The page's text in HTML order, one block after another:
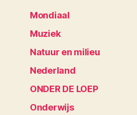
Mondiaal
Muziek
Natuur en milieu
Nederland
ONDER DE LOEP
Onderwijs